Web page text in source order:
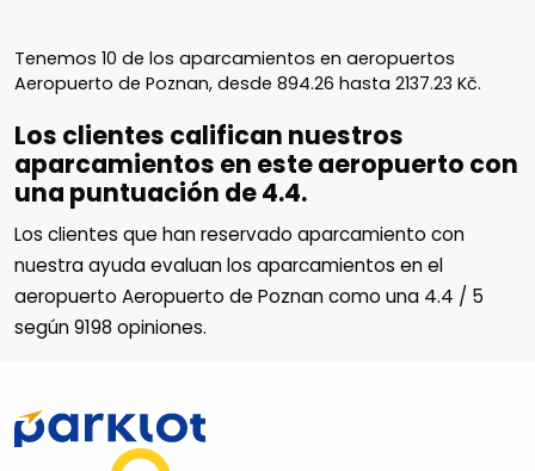
Tenemos 10 de los aparcamientos en aeropuertos
Aeropuerto de Poznan, desde 894.26 hasta 2137.23 Kč.
Los clientes califican nuestros
aparcamientos en este aeropuerto con
una puntuación de 4.4.
Los clientes que han reservado aparcamiento con
nuestra ayuda evaluan los aparcamientos en el
aeropuerto Aeropuerto de Poznan como una 4.4 / 5
según9198 opiniones.